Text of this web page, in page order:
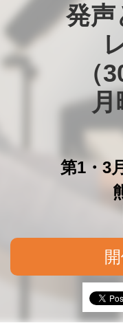
発声
（
月
第1・3